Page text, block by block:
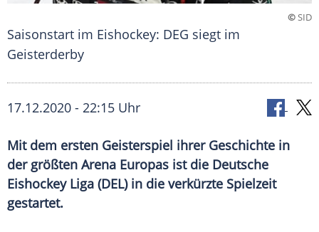
©SID
Saisonstart im Eishockey: DEG siegt im
Geisterderby
17.12.2020 - 22:15 Uhr
Mit dem ersten Geisterspiel ihrer Geschichte in
der größten Arena Europas ist die Deutsche
Eishockey Liga (DEL) in die verkürzte Spielzeit
gestartet.